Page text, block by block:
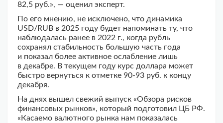
82,5 руб.», — оценил эксперт.
По его мнению, не исключено, что динамика
USD/RUB в 2025 году будет напоминать ту, что
наблюдалась ранее в 2022 г., когда рубль
сохранял стабильность большую часть года
и показал более активное ослабление лишь
в декабре. В текущем году курс доллара может
быстро вернуться к отметке 90-93 руб. к концу
декабря.
На днях вышел свежий выпуск «Обзора рисков
финансовых рынков», который подготовил ЦБ РФ.
«Касаемо валютного рынка нам показалась